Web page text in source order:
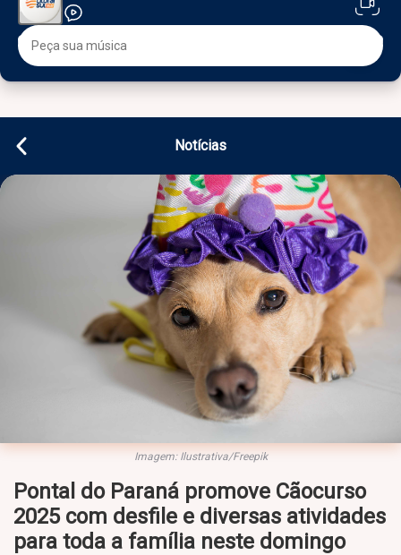
Notícias
Imagem: Ilustrativa/Freepik
Pontal do Paraná promove Cãocurso
2025 com desfile e diversas atividades
para toda a família neste domingo